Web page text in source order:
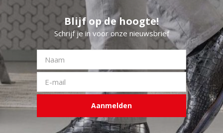
Blijf op de hoogte!
Schrijf je in voor onze nieuwsbrief
Aanmelden